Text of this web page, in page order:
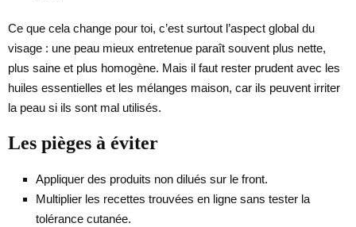
Ce que cela change pour toi, c’est surtout l’aspect global du
visage : une peau mieux entretenue paraît souvent plus nette,
plus saine et plus homogène. Mais il faut rester prudent avec les
huiles essentielles et les mélanges maison, car ils peuvent irriter
la peau si ils sont mal utilisés.
Les pièges à éviter
Appliquer des produits non dilués sur le front.
Multiplier les recettes trouvées en ligne sans tester la
tolérance cutanée.